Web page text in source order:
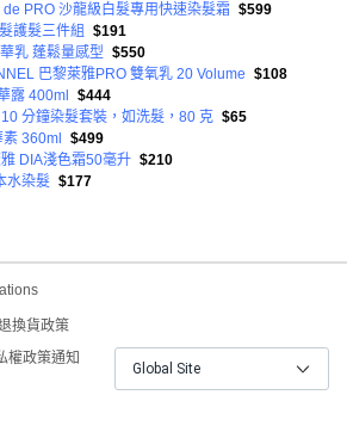
de PRO 沙龍級白髮專用快速染髮霜 $599
護髮三件組
$191
乳 蓬鬆量感型 $550
巴黎萊雅PRO 雙氧乳 20 Volume $108
露 400ml
$444
分鐘染髮套裝，如洗髮，80 克 $65
360ml
$499
DIA淺色霜50毫升 $210
水染髮 $177
換貨政策
權政策通知
Global Site